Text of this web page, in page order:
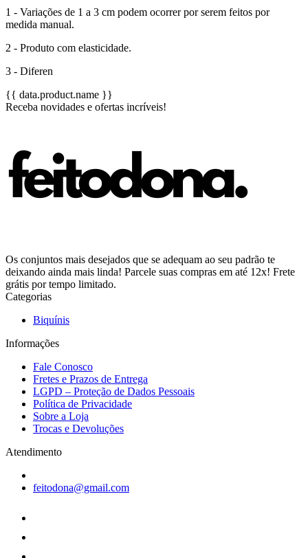
1 - Variações de 1 a 3 cm podem ocorrer por serem feitos por
medida manual.
2 - Produto com elasticidade.
3 - Diferen
{{ data.product.name }}
Receba novidades e ofertas incríveis!
Os conjuntos mais desejados que se adequam ao seu padrão te
deixando ainda mais linda! Parcele suas compras em até 12x! Frete
grátis por tempo limitado.
Categorias
Biquínis
Informações
Fale Conosco
Fretes e Prazos de Entrega
LGPD – Proteção de Dados Pessoais
Política de Privacidade
Sobre a Loja
Trocas e Devoluções
Atendimento
feitodona@gmail.com